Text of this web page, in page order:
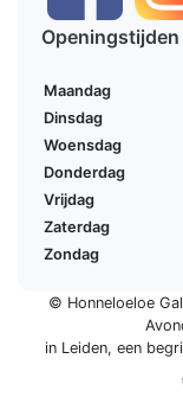
Openingstijden
Maandag
Dinsdag
Woensdag
Donderdag
Vrijdag
Zaterdag
Zondag
© Honneloeloe
in Leiden, een